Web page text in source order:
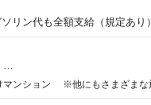
リン代も全額支給（規定あ
マンション ※他にもさまざまな